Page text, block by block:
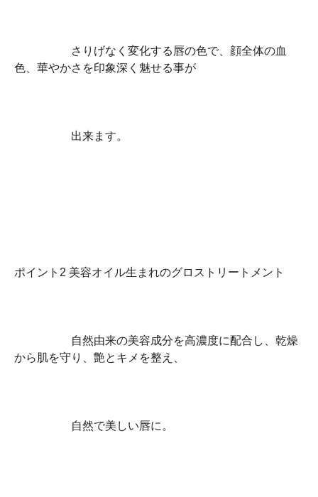
さりげなく変化する唇の色で、顔全体の血
色、華やかさを印象深く魅せる事が
出来ます。
ポイント2 美容オイル生まれのグロストリートメント
自然由来の美容成分を高濃度に配合し、乾燥
から肌を守り、艶とキメを整え、
自然で美しい唇に。